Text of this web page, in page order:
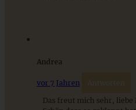
Saftiger Schokoladen-
ZUM BEITRAG
Andrea
vor 7 Jahren Antworten
Das freut mich sehr, liebe